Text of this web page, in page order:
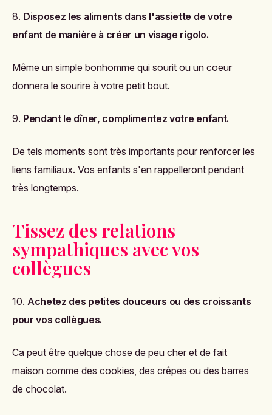
8. Disposez les aliments dans l'assiette de votre
enfant de manière à créer un visage rigolo.
Même un simple bonhomme qui sourit ou un coeur
donnera le sourire à votre petit bout.
9. Pendant le dîner, complimentez votre enfant.
De tels moments sont très importants pour renforcer les
liens familiaux. Vos enfants s'en rappelleront pendant
très longtemps.
Tissez des relations
sympathiques avec vos
collègues
10. Achetez des petites douceurs ou des croissants
pour vos collègues.
Ca peut être quelque chose de peu cher et de fait
maison comme des cookies, des crêpes ou des barres
de chocolat.